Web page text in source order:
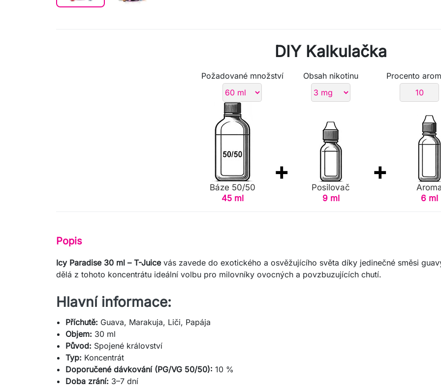
DIY Kalkulačka
Požadované množství Obsah nikotinu Procento
Báze 50/50
45 ml
Posilovač
9 ml
6 ml
Popis
Icy Paradise 30 ml – T-Juicevás zavede do exotického a osvěžujícího světa díky jedinečné směsi
dělá z tohoto koncentrátu ideální volbu pro milovníky ovocných a povzbuzujících chutí.
Hlavní informace:
Příchutě: Guava, Marakuja, Liči, Papája
Objem: 30 ml
Původ: Spojené království
Typ: Koncentrát
Doporučené dávkování (PG/VG 50/50): 10 %
Doba zrání: 3–7 dní